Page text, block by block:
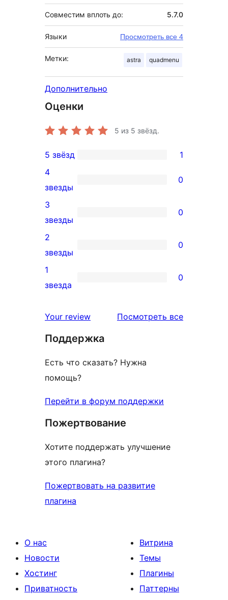
Совместим вплоть до: 5.7.0
Языки Просмотреть все 4
Метки: astra quadmenu
Дополнительно
Оценки
5 из 5 звёзд.
1
5-
звездный
отзыв
5 звёзд 1
0
4-
звездный
отзыв
4
звезды
0
0
3-
звездный
отзыв
3
звезды
0
0
2-
звездный
2
звезды
0
0
звездный
1
звезда
0
Your review Посмотреть всеотзывы
Поддержка
Есть что сказать? Нужна
помощь?
Перейти в форум поддержки
Пожертвование
Хотите поддержать улучшение
этого плагина?
Пожертвовать на развитие
плагина
О нас
Новости
Хостинг
Приватность
Витрина
Темы
Плагины
Паттерны